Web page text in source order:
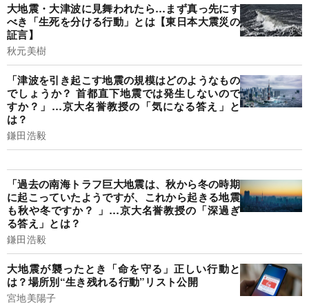
大地震・大津波に見舞われたら…まず真っ先にす
べき「生死を分ける行動」とは【東日本大震災の
証言】
秋元美樹
「津波を引き起こす地震の規模はどのようなもの
でしょうか？ 首都直下地震では発生しないので
すか？」…京大名誉教授の「気になる答え」と
は？
鎌田浩毅
「過去の南海トラフ巨大地震は、秋から冬の時期
に起こっていたようですが、これから起きる地震
も秋や冬ですか？ 」…京大名誉教授の「深過ぎ
る答え」とは？
鎌田浩毅
大地震が襲ったとき「命を守る」正しい行動と
は？場所別“生き残れる行動”リスト公開
宮地美陽子